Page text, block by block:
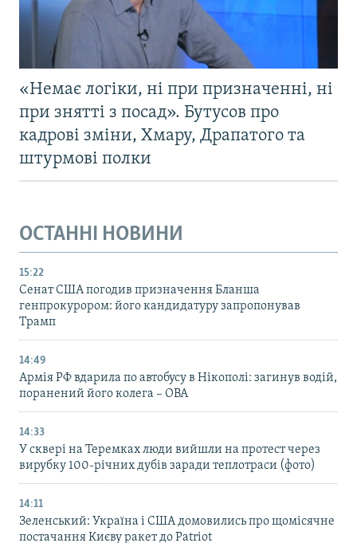
«Немає логіки, ні при призначенні, ні
при знятті з посад». Бутусов про
кадрові зміни, Хмару, Драпатого та
штурмові полки
ОСТАННІ НОВИНИ
15:22
Сенат США погодив призначення Бланша
генпрокурором: його кандидатуру запропонував
Трамп
14:49
Армія РФ вдарила по автобусу в Нікополі: загинув водій,
поранений його колега – ОВА
14:33
У сквері на Теремках люди вийшли на протест через
вирубку 100-річних дубів заради теплотраси (фото)
14:11
Зеленський: Україна і США домовились про щомісячне
постачання Києву ракет до Patriot